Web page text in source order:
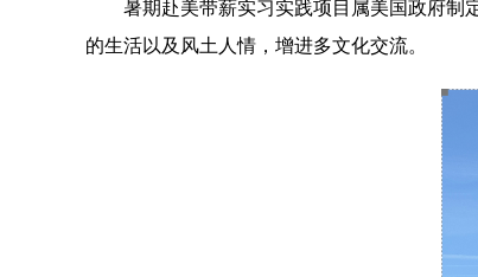
暑期赴美带薪实习实践项目属美国政府制
的生活以及风土人情，增进多文化交流。